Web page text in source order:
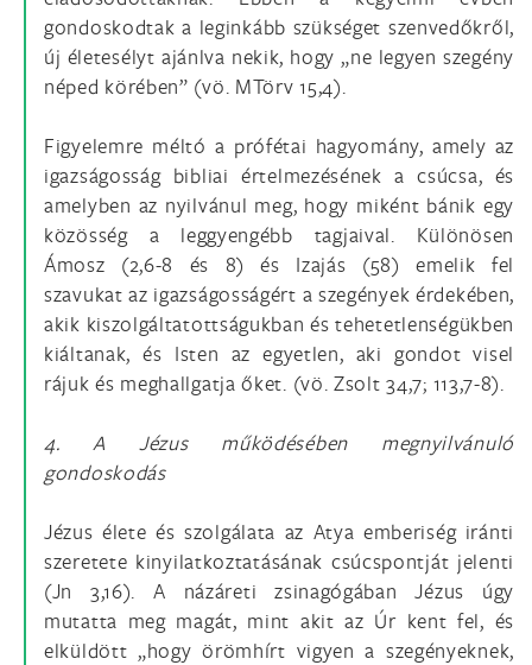
gondoskodtak a leginkább szükséget szenvedőkről,
új életesélyt ajánlva nekik, hogy „ne legyen szegény
néped körében” (vö. MTörv 15,4).
Figyelemre méltó a prófétai hagyomány, amely az
igazságosság bibliai értelmezésének a csúcsa, és
amelyben az nyilvánul meg, hogy miként bánik egy
közösség a leggyengébb tagjaival. Különösen
Ámosz (2,6-8 és 8) és Izajás (58) emelik fel
szavukat az igazságosságért a szegények érdekében,
akik kiszolgáltatottságukban és tehetetlenségükben
kiáltanak, és Isten az egyetlen, aki gondot visel
rájuk és meghallgatja őket. (vö. Zsolt 34,7; 113,7-8).
4. A Jézus működésében megnyilvánuló
gondoskodás
Jézus élete és szolgálata az Atya emberiség iránti
szeretete kinyilatkoztatásának csúcspontját jelenti
(Jn 3,16). A názáreti zsinagógában Jézus úgy
mutatta meg magát, mint akit az Úr kent fel, és
elküldött „hogy örömhírt vigyen a szegényeknek,